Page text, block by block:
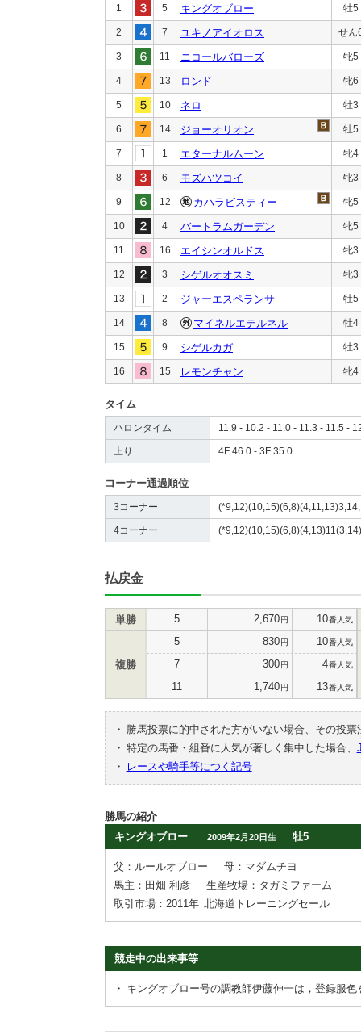
1 5 キングオブロー 牡5
2 7 ユキノアイオロス せん
3 11 ニコールバローズ 牝5
4 13 ロンド 牝6
5 10 ネロ 牡3
6 14 ジョーオリオン 牡5
7 1 エターナルムーン 牝4
8 6 モズハツコイ 牝3
9 12 カハラビスティー 牝5
10 4 バートラムガーデン 牝5
11 16 エイシンオルドス 牝3
12 3 シゲルオオスミ 牝3
13 2 ジャーエスペランサ 牡5
14 8 マイネルエテルネル 牡4
15 9 シゲルカガ 牡3
16 15 レモンチャン 牝4
タイム
ハロンタイム 11.9 - 10.2 - 11.0 - 11.3 - 11.5 -
上り 4F 46.0 - 3F 35.0
コーナー通過順位
3コーナー
4コーナー
払戻金
単勝 5 2,670円 10番人気
複勝
5 830円 10番人気
7 300円 4番人気
11 1,740円 13番人気
・
勝馬投票に的中された方がいない場合、その投
・ 特定の馬番・組番に人気が著しく集中した場合、
・
レースや騎手等につく記号
勝馬の紹介
キングオブロー
2009年2月20日生 牡5
父：ルールオブロー
母：マダムチヨ
馬主：田畑 利彦
生産牧場：タガミファーム
取引市場：2011年 北海道トレーニングセール
競走中の出来事等
・ キングオブロー号の調教師伊藤伸一は，登録服